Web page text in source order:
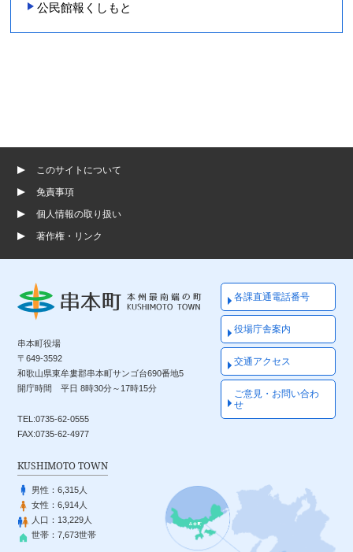
公民館報くしもと
このサイトについて
免責事項
個人情報の取り扱い
著作権・リンク
串本町役場
〒649-3592
和歌山県東牟婁郡串本町サンゴ台690番地5
開庁時間 平日 8時30分～17時15分
TEL:0735-62-0555
FAX:0735-62-4977
各課直通電話番号
役場庁舎案内
交通アクセス
ご意見・お問い合わ
せ
KUSHIMOTO TOWN
男性：6,315人
女性：6,914人
人口： 13,229人
世帯：7,673世帯